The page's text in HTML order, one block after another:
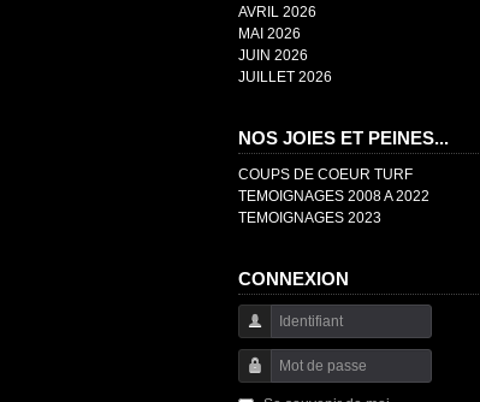
AVRIL 2026
MAI 2026
JUIN 2026
JUILLET 2026
NOS JOIES ET PEINES...
COUPS DE COEUR TURF
TEMOIGNAGES 2008 A 2022
TEMOIGNAGES 2023
CONNEXION
Identifiant
Mot de passe